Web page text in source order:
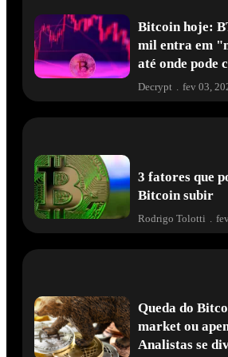
Bitcoin hoje:
mil entra em
até onde pode
Decrypt . fev 03,
3 fatores que
Bitcoin subir
Rodrigo Tolotti
Queda do
market ou
Analistas se